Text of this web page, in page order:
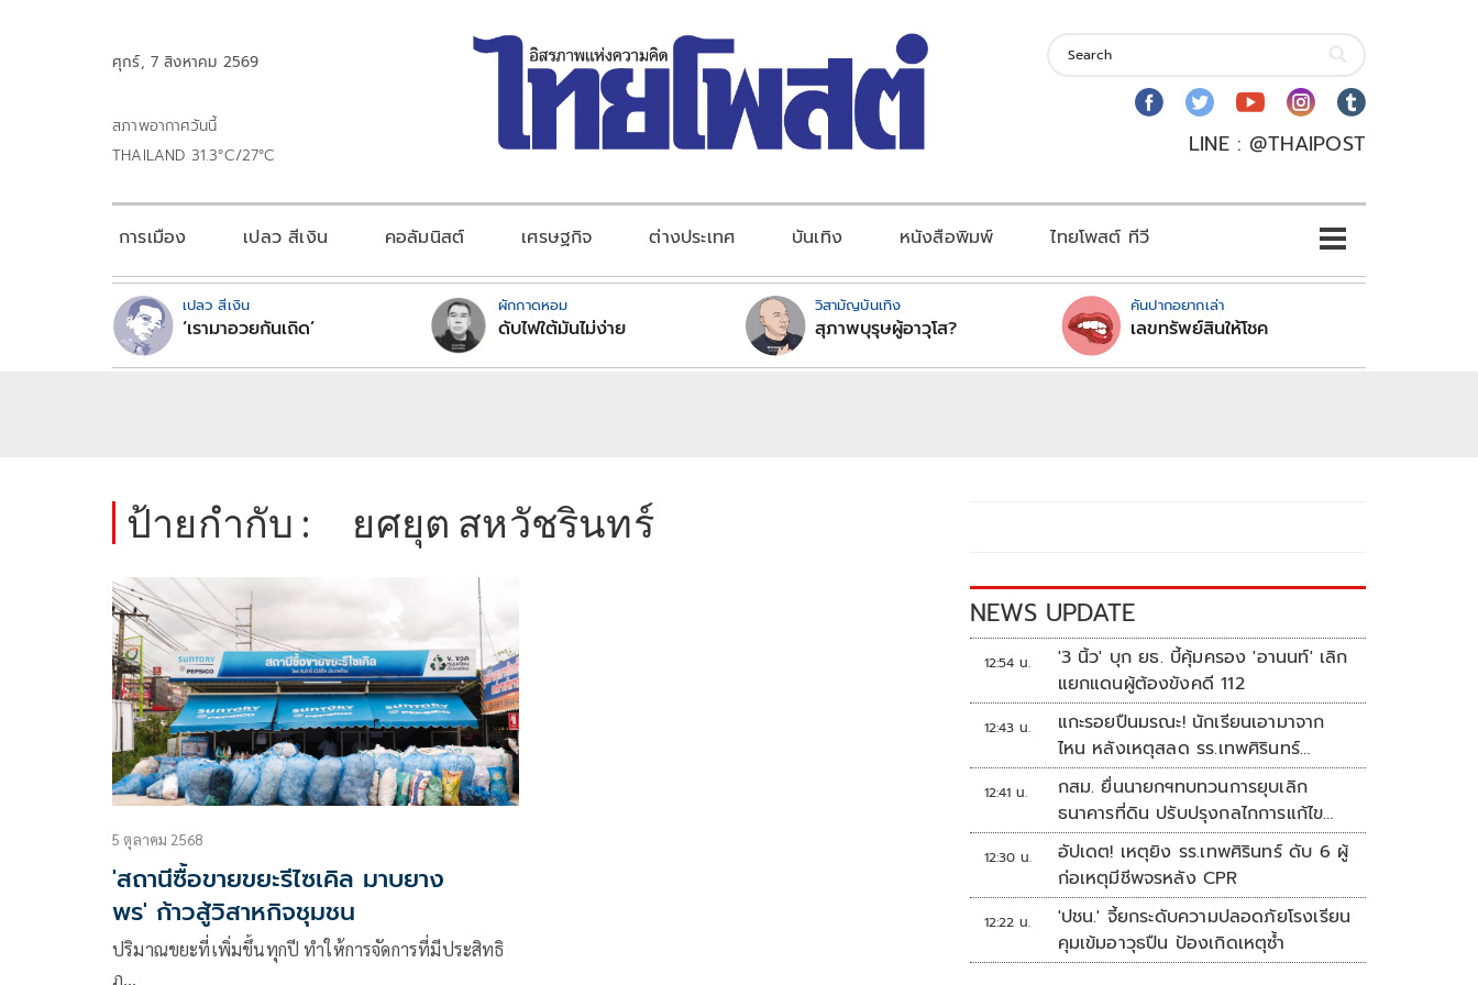
ศุกร์, 7 สิงหาคม 2569
สภาพอากาศวันนี้
THAILAND 31.3°C/27°C
LINE : @THAIPOST
การเมือง เปลว สีเงิน คอลัมนิสต์ เศรษฐกิจ ต่างประเทศ บันเทิง หนังสือพิมพ์ ไทยโพสต์ ทีวี
เปลว สีเงิน
‘เรามาอวยกันเถิด’
ผักกาดหอม
ดับไฟใต้มันไม่ง่าย
วิสามัญบันเทิง
สุภาพบุรุษผู้อาวุโส?
คันปากอยากเล่า
เลขทรัพย์สินให้โชค
ป้ายกำกับ : ยศยุต สหวัชรินทร์
5 ตุลาคม 2568
'สถานีซื้อขายขยะรีไซเคิล มาบยาง
พร' ก้าวสู้วิสาหกิจชุมชน
ปริมาณขยะที่เพิ่มขึ้นทุกปี ทำให้การจัดการที่มีประสิทธิ
ภ…
NEWS UPDATE
12:54 น.
'3 นิ้ว' บุก ยธ. บี้คุ้มครอง 'อานนท์' เลิก
แยกแดนผู้ต้องขังคดี 112
12:43 น.
แกะรอยปืนมรณะ! นักเรียนเอามาจาก
ไหน หลังเหตุสลด รร.เทพศิรินทร์
นนทบุรี
12:41 น.
กสม. ยื่นนายกฯทบทวนการยุบเลิก
ธนาคารที่ดิน ปรับปรุงกลไกการแก้ไข
ปัญหาความเหลื่อมล้ำ
12:30 น.
อัปเดต! เหตุยิง รร.เทพศิรินทร์ ดับ 6 ผู้
ก่อเหตุมีชีพจรหลัง CPR
12:22 น.
'ปชน.' จี้ยกระดับความปลอดภัยโรงเรียน
คุมเข้มอาวุธปืน ป้องเกิดเหตุซ้ำ